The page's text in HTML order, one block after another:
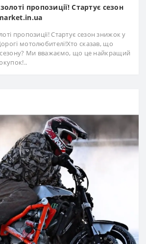
пропозиції! Стартує сезон
пропозиції! Стартує сезон знижок у
мотолюбителі!Хто сказав, що
Ми вважаємо, що це найкращий